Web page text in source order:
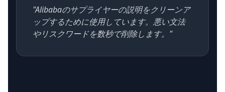
"Alibabaのサプライヤーの説明をクリーンア
ップするために使用しています。悪い文法
やリスクワードを数秒で削除します。"